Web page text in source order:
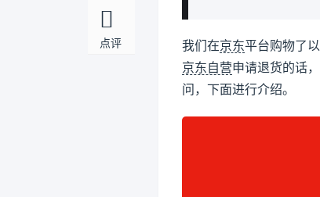
点评 我们在京东平台购物了
京东自营申请退货的话
问，下面进行介绍。